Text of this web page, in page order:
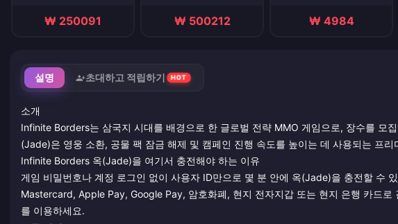
₩ 250091 ₩ 500212 ₩ 4984
설명 초대하고 적립하기 HOT
소개
Infinite Borders는 삼국지 시대를 배경으로 한 글로벌 전략 MMO 게임으로, 장수를 모
(Jade)은 영웅 소환, 공물 팩 잠금 해제 및 캠페인 진행 속도를 높이는 데 사용되는 프리
Infinite Borders 옥(Jade)을 여기서 충전해야 하는 이유
게임 비밀번호나 계정 로그인 없이 사용자 ID만으로 몇 분 안에 옥(Jade)을 충전할 수
Mastercard, Apple Pay, Google Pay, 암호화폐, 현지 전자지갑 또는 현지 은행 카드로
를 이용하세요.